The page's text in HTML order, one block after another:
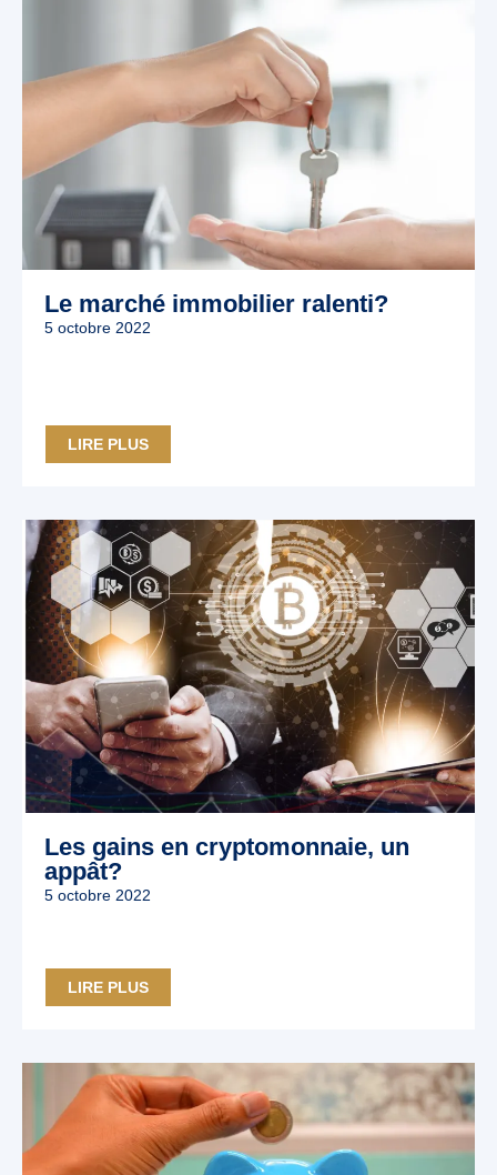
Le marché immobilier ralenti?
5 octobre 2022
LIRE PLUS
Les gains en cryptomonnaie, un
appât?
5 octobre 2022
LIRE PLUS